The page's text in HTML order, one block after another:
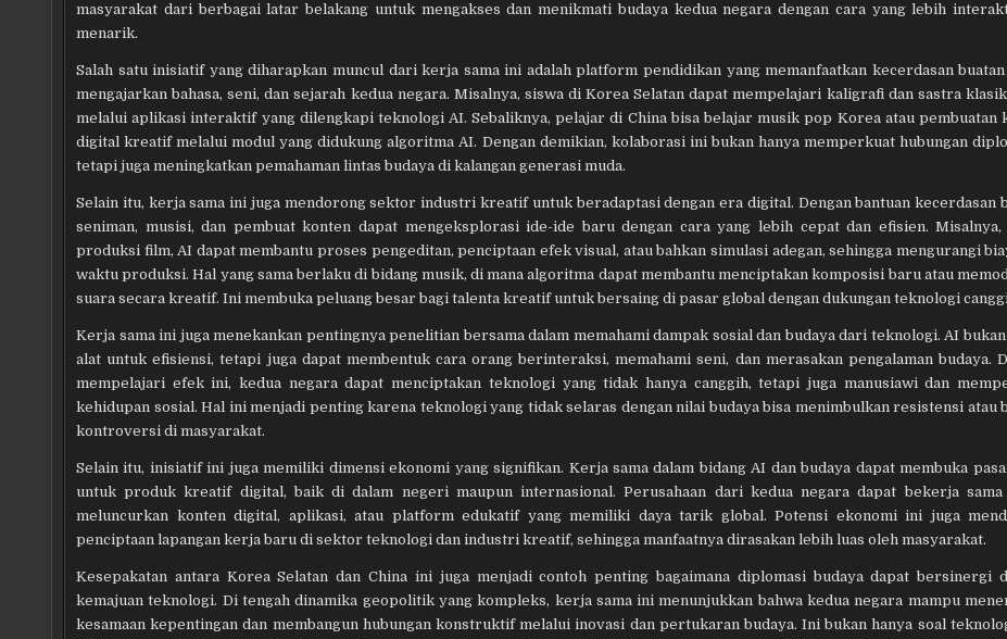
masyarakat dari berbagai latar belakang untuk mengakses dan menikmati budaya kedua negara dengan cara yang lebih
menarik.
Salah satu inisiatif yang diharapkan muncul dari kerja sama ini adalah platform pendidikan yang memanfaatkan kecerdasan
mengajarkan bahasa, seni, dan sejarah kedua negara. Misalnya, siswa di Korea Selatan dapat mempelajari kaligrafi dan sastra
melalui aplikasi interaktif yang dilengkapi teknologi AI. Sebaliknya, pelajar di China bisa belajar musik pop Korea atau pembuatan
digital kreatif melalui modul yang didukung algoritma AI. Dengan demikian, kolaborasi ini bukan hanya memperkuat hubungan
tetapi juga meningkatkan pemahaman lintas budaya di kalangan generasi muda.
Selain itu, kerja sama ini juga mendorong sektor industri kreatif untuk beradaptasi dengan era digital. Dengan bantuan kecerdasan
seniman, musisi, dan pembuat konten dapat mengeksplorasi ide-ide baru dengan cara yang lebih cepat dan efisien. Misalnya,
produksi film, AI dapat membantu proses pengeditan, penciptaan efek visual, atau bahkan simulasi adegan, sehingga mengurangi
waktu produksi. Hal yang sama berlaku di bidang musik, di mana algoritma dapat membantu menciptakan komposisi baru atau
suara secara kreatif. Ini membuka peluang besar bagi talenta kreatif untuk bersaing di pasar global dengan dukungan teknologi
Kerja sama ini juga menekankan pentingnya penelitian bersama dalam memahami dampak sosial dan budaya dari teknologi. AI
alat untuk efisiensi, tetapi juga dapat membentuk cara orang berinteraksi, memahami seni, dan merasakan pengalaman budaya.
mempelajari efek ini, kedua negara dapat menciptakan teknologi yang tidak hanya canggih, tetapi juga manusiawi dan
kehidupan sosial. Hal ini menjadi penting karena teknologi yang tidak selaras dengan nilai budaya bisa menimbulkan resistensi atau
kontroversi di masyarakat.
Selain itu, inisiatif ini juga memiliki dimensi ekonomi yang signifikan. Kerja sama dalam bidang AI dan budaya dapat membuka
untuk produk kreatif digital, baik di dalam negeri maupun internasional. Perusahaan dari kedua negara dapat bekerja
meluncurkan konten digital, aplikasi, atau platform edukatif yang memiliki daya tarik global. Potensi ekonomi ini juga
penciptaan lapangan kerja baru di sektor teknologi dan industri kreatif, sehingga manfaatnya dirasakan lebih luas oleh masyarakat.
Kesepakatan antara Korea Selatan dan China ini juga menjadi contoh penting bagaimana diplomasi budaya dapat bersinergi
kemajuan teknologi. Di tengah dinamika geopolitik yang kompleks, kerja sama ini menunjukkan bahwa kedua negara mampu
kesamaan kepentingan dan membangun hubungan konstruktif melalui inovasi dan pertukaran budaya. Ini bukan hanya soal